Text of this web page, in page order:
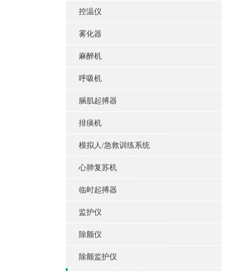
控温仪
雾化器
麻醉机
呼吸机
膈肌起搏器
排痰机
模拟人/急救训练系统
心肺复苏机
临时起搏器
监护仪
除颤仪
除颤监护仪